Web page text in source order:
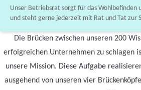
Unser Betriebsrat sorgt für das Wohlbefinden
und steht gerne jederzeit mit Rat und Tat zur
Die Brücken zwischen unseren 200
erfolgreichen Unternehmen zu schlagen
unsere Mission. Diese Aufgabe
ausgehend von unseren vier